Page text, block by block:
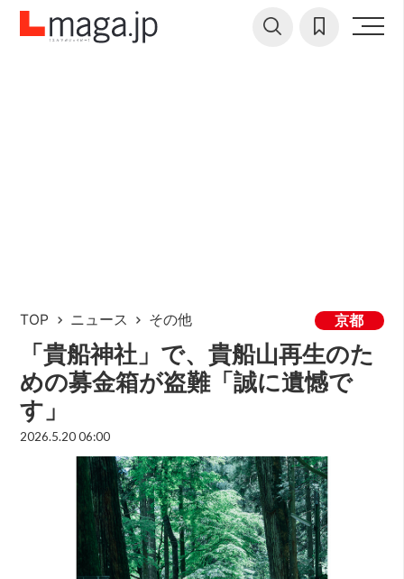
TOP ニュース その他 京都
「貴船神社」で、貴船山再生のた
めの募金箱が盗難「誠に遺憾で
す」
2026.5.20 06:00